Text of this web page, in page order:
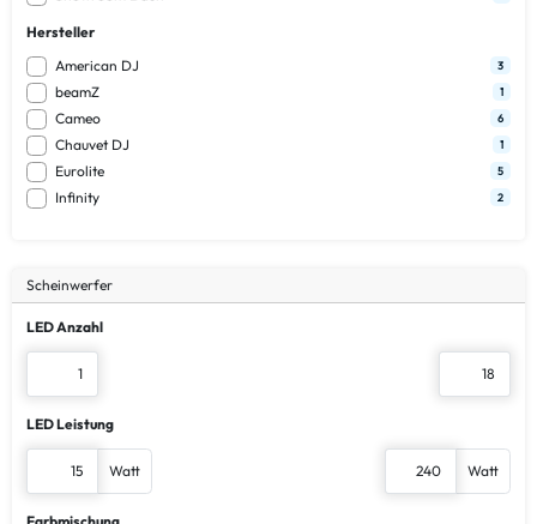
Hersteller
American DJ
3
beamZ 1
Cameo 6
Chauvet DJ 1
Eurolite 5
Infinity 2
Scheinwerfer
LED Anzahl
LED Leistung
Watt Watt